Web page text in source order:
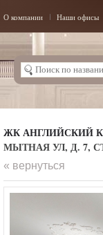
О компании Наши офисы
ЖК АНГЛИЙСКИЙ
МЫТНАЯ УЛ, Д. 7,
« вернуться